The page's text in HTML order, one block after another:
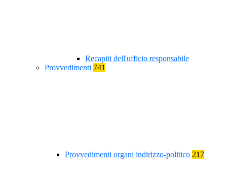
Recapiti dell'ufficio responsabile
Provvedimenti 741
Provvedimenti organi indirizzo-politico 217